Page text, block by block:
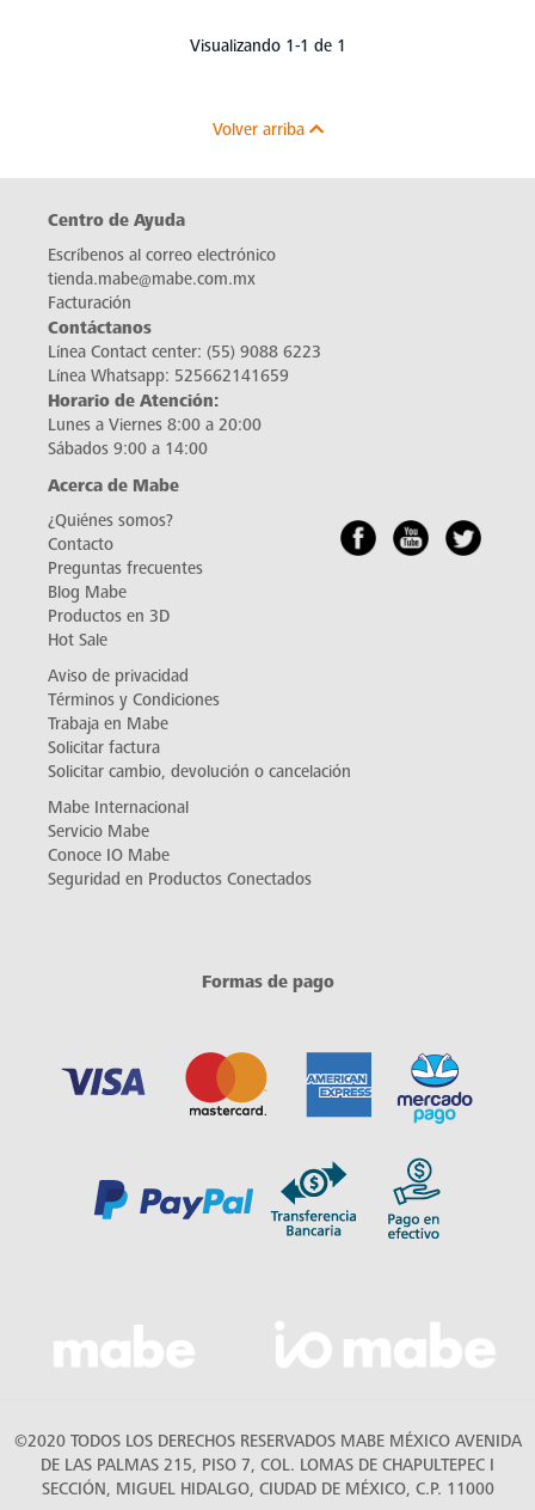
Visualizando 1-1 de 1
Volver arriba
Centro de Ayuda
Escríbenos al correo electrónico
tienda.mabe@mabe.com.mx
Facturación
Contáctanos
Línea Contact center: (55) 9088 6223
Línea Whatsapp: 525662141659
Horario de Atención:
Lunes a Viernes 8:00 a 20:00
Sábados 9:00 a 14:00
Acerca de Mabe
¿Quiénes somos?
Contacto
Preguntas frecuentes
Blog Mabe
Productos en 3D
Hot Sale
Aviso de privacidad
Términos y Condiciones
Trabaja en Mabe
Solicitar factura
Solicitar cambio, devolución o cancelación
Mabe Internacional
Servicio Mabe
Conoce IO Mabe
Seguridad en Productos Conectados
Formas de pago
©2020 TODOS LOS DERECHOS RESERVADOS MABE MÉXICO AVENIDA
DE LAS PALMAS 215, PISO 7, COL. LOMAS DE CHAPULTEPEC I
SECCIÓN, MIGUEL HIDALGO, CIUDAD DE MÉXICO, C.P. 11000